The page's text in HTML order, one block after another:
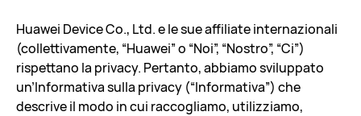
Huawei Device Co., Ltd. e le sue affiliate internazionali
(collettivamente, “Huawei” o “Noi”, “Nostro”, “Ci”)
rispettano la privacy. Pertanto, abbiamo sviluppato
un’Informativa sulla privacy (“Informativa”) che
descrive il modo in cui raccogliamo, utilizziamo,